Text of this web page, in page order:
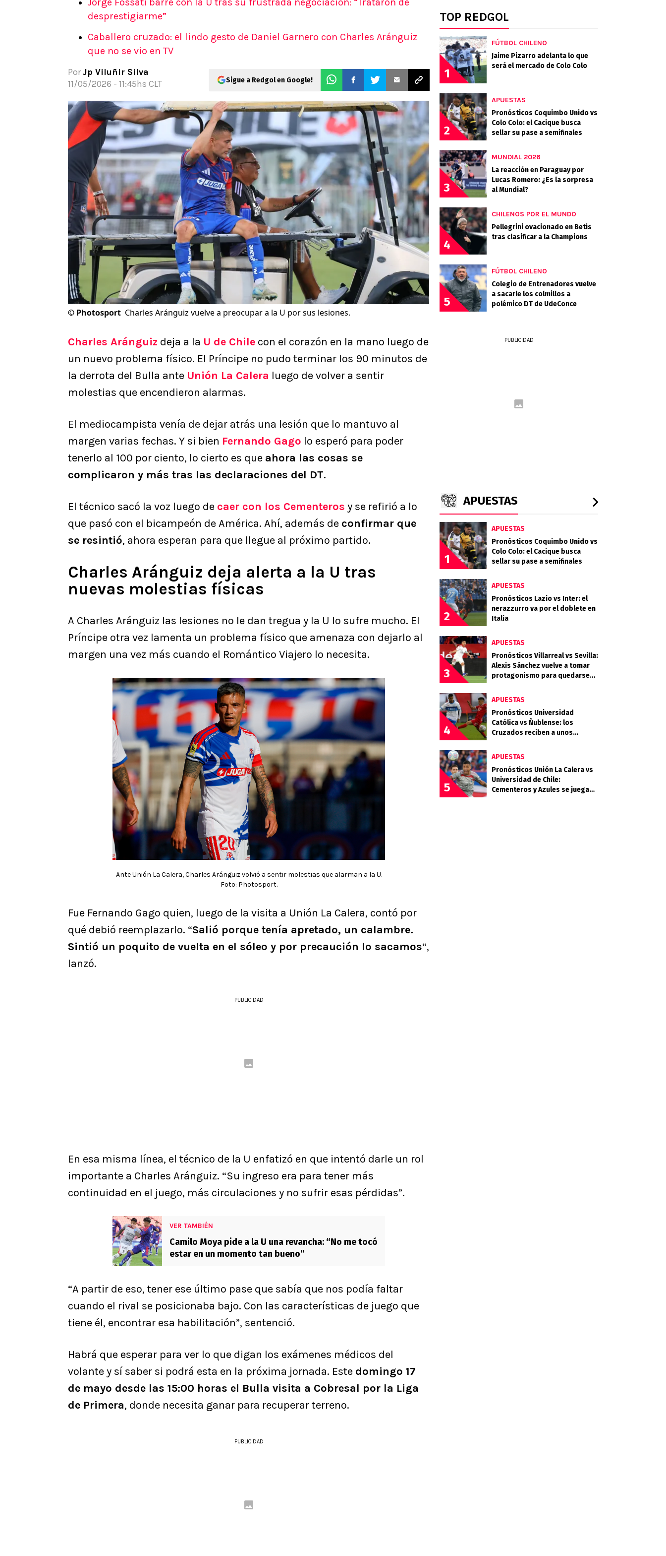
Apuesta del día
desprestigiarme”
Caballero cruzado: el lindo gesto de Daniel Garnero con Charles Aránguiz
que no se vio en TV
Por Jp Viluñir Silva
11/05/2026 - 11:45hs CLT
Sigue a Redgol en Google!
© Photosport Charles Aránguiz vuelve a preocupar a la U por sus lesiones.
Charles Aránguiz deja a la U de Chile con el corazón en la mano luego de
un nuevo problema físico. El Príncipe no pudo terminar los 90 minutos de
la derrota del Bulla ante Unión La Calera luego de volver a sentir
molestias que encendieron alarmas.
El mediocampista venía de dejar atrás una lesión que lo mantuvo al
margen varias fechas. Y si bien Fernando Gago lo esperó para poder
tenerlo al 100 por ciento, lo cierto es que ahora las cosas se
complicaron y más tras las declaraciones del DT.
El técnico sacó la voz luego de caer con los Cementeros y se refirió a lo
que pasó con el bicampeón de América. Ahí, además de confirmar que
se resintió, ahora esperan para que llegue al próximo partido.
Charles Aránguiz deja alerta a la U tras
nuevas molestias físicas
A Charles Aránguiz las lesiones no le dan tregua y la U lo sufre mucho. El
Príncipe otra vez lamenta un problema físico que amenaza con dejarlo al
margen una vez más cuando el Romántico Viajero lo necesita.
Ante Unión La Calera, Charles Aránguiz volvió a sentir molestias que alarman a la U.
Foto: Photosport.
Fue Fernando Gago quien, luego de la visita a Unión La Calera, contó por
qué debió reemplazarlo. “Salió porque tenía apretado, un calambre.
Sintió un poquito de vuelta en el sóleo y por precaución lo sacamos“,
lanzó.
PUBLICIDAD
En esa misma línea, el técnico de la U enfatizó en que intentó darle un rol
importante a Charles Aránguiz. “Su ingreso era para tener más
continuidad en el juego, más circulaciones y no sufrir esas pérdidas”.
VER TAMBIÉN
Camilo Moya pide a la U una revancha: “No me tocó
estar en un momento tan bueno”
“A partir de eso, tener ese último pase que sabía que nos podía faltar
cuando el rival se posicionaba bajo. Con las características de juego que
tiene él, encontrar esa habilitación”, sentenció.
Habrá que esperar para ver lo que digan los exámenes médicos del
volante y sí saber si podrá esta en la próxima jornada. Este domingo 17
de mayo desde las 15:00 horas el Bulla visita a Cobresal por la Liga
de Primera, donde necesita ganar para recuperar terreno.
PUBLICIDAD
TOP REDGOL
1
FÚTBOL CHILENO
Jaime Pizarro adelanta lo que
será el mercado de Colo Colo
2
APUESTAS
Pronósticos Coquimbo Unido vs
Colo Colo: el Cacique busca
sellar su pase a semifinales
3
MUNDIAL 2026
La reacción en Paraguay por
Lucas Romero: ¿Es la sorpresa
al Mundial?
4
CHILENOS POR EL MUNDO
Pellegrini ovacionado en Betis
tras clasificar a la Champions
5
FÚTBOL CHILENO
Colegio de Entrenadores vuelve
a sacarle los colmillos a
polémico DT de UdeConce
PUBLICIDAD
APUESTAS
1
APUESTAS
Pronósticos Coquimbo Unido vs
Colo Colo: el Cacique busca
sellar su pase a semifinales
2
APUESTAS
Pronósticos Lazio vs Inter: el
nerazzurro va por el doblete en
Italia
3
APUESTAS
Pronósticos Villarreal vs Sevilla:
Alexis Sánchez vuelve a tomar
protagonismo para quedarse
4
APUESTAS
Pronósticos Universidad
Católica vs Ñublense: los
Cruzados reciben a unos
clasificar
5
APUESTAS
Pronósticos Unión La Calera vs
Universidad de Chile:
Cementeros y Azules se juegan